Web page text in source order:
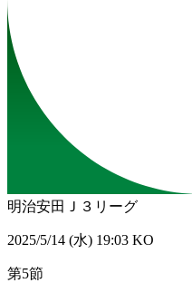
明治安田Ｊ３リーグ
2025/5/14 (水) 19:03 KO
第5節